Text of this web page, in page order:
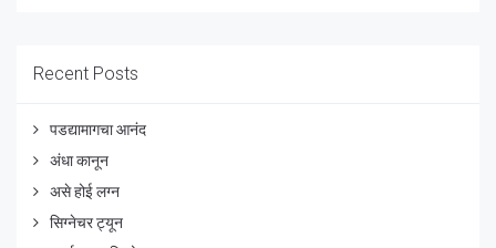
Recent Posts
पडद्यामागचा आनंद
अंधा कानून
असे होई लग्न
सिग्नेचर ट्यून